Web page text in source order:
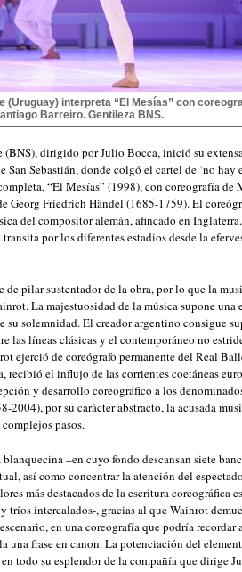
(Uruguay) interpreta “El Mesías” con
Barreiro. Gentileza BNS.
dirigido por Julio Bocca, inició su
Sebastián, donde colgó el cartel de ‘no hay
“El Mesías” (1998), con coreografía de
Georg Friedrich Händel (1685-1759). El
del compositor alemán, afincado en
por los diferentes estadios desde la
de pilar sustentador de la obra, por lo que la
La majestuosidad de la música supone una
su solemnidad. El creador argentino consigue
las líneas clásicas y el contemporáneo no
ejerció de coreógrafo permanente del Real
recibió el influjo de las corrientes coetáneas
y desarrollo coreográfico a los
2004), por su carácter abstracto, la acusada
pasos.
–en cuyo fondo descansan siete
así como concentrar la atención del
más destacados de la escritura coreográfica
tríos intercalados-, gracias al que Wainrot
en una coreografía que podría
una frase en canon. La potenciación del
todo su esplendor de la compañía que dirige